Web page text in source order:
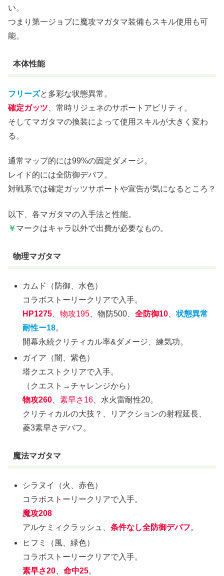
い。
つまり第一ジョブに魔攻マガタマ装備もスキル使用も可
能。
本体性能
フリーズと多彩な状態異常。
確定ガッツ 、常時リジェネのサポートアビリティ。
そしてマガタマの換装によって使用スキルが大きく変わ
る。
通常マップ的には99%の固定ダメージ。
レイド的には全防御デバフ。
対戦系では確定ガッツサポートや宣告が気になるところ？
以下、各マガタマの入手法と性能。
￥マークはキャラ以外で出費が必要なもの。
物理マガタマ
カムド（防御、水色）
コラボストーリークリアで入手。
HP1275 、物攻195 、物防500、全防御10 、状態異常
耐性ー18。
開幕永続クリティカル率&ダメージ、練気功。
ガイア（闇、紫色）
塔クエストクリアで入手。
（クエスト→チャレンジから）
物攻260 、素早さ16 、水火雷耐性20。
クリティカルの大技？、リアクションの射程延長、
菱3素早さデバフ。
魔法マガタマ
シラヌイ（火、赤色）
コラボストーリークリアで入手。
魔攻208
アルケミィクラッシュ、条件なし全防御デバフ。
ヒフミ（風、緑色）
コラボストーリークリアで入手。
素早さ20、命中25。